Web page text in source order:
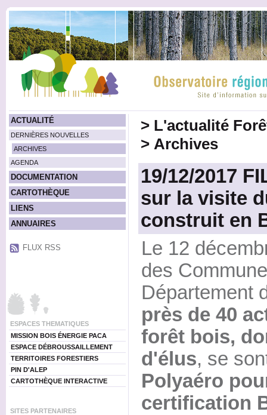
ACTUALITÉ
DERNIÈRES NOUVELLES
ARCHIVES
AGENDA
DOCUMENTATION
CARTOTHÈQUE
LIENS
ANNUAIRES
FLUX RSS
ESPACES THEMATIQUES
MISSION BOIS ÉNERGIE PACA
ESPACE DÉBROUSSAILLEMENT
TERRITOIRES FORESTIERS
PIN D'ALEP
CARTOTHÈQUE INTERACTIVE
SITES PARTENAIRES
> L'actualité
> Archives
19/12/2017
sur la visite
construit en
Le 12
des
Département
près de 40
forêt bois,
d'élus, se
Polyaéro
certification